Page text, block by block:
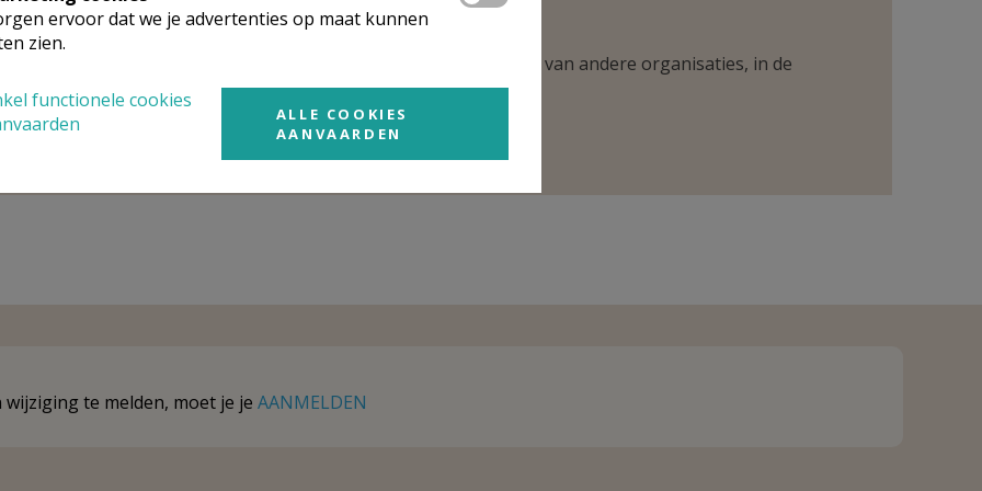
gevonden wat je zocht? Hier vind je links naar kerken, eventueel van andere organisaties, in de
wijziging te melden, moet je je AANMELDEN
ervoor dat we je advertenties op maat kunnen
zien.
functionele cookies
ALLE COOKIES
AANVAARDEN